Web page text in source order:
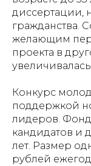
диссертации,
гражданства.
желающим
проекта в
Конкурс
поддержкой
лидеров.
кандидатов и
лет. Размер
рублей